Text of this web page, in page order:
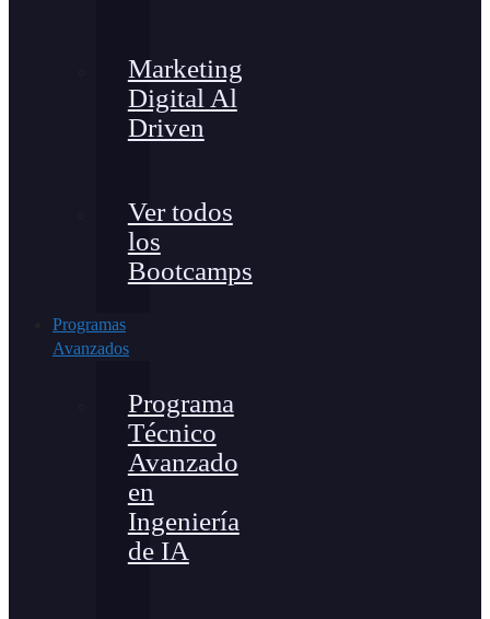
Marketing
Digital Al
Driven
Ver todos
los
Bootcamps
Programas
Avanzados
Programa
Técnico
Avanzado
en
Ingeniería
de IA